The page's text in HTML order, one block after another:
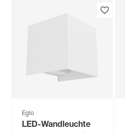
Eglo
LED-Wandleuchte